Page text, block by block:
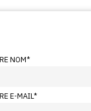
NOM*
E-MAIL*